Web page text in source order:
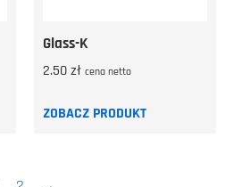
Glass-K
2.50zł cena netto
ZOBACZ PRODUKT